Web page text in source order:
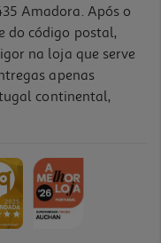
Amadora. Após o
do código postal,
na loja que serve
apenas
continental,